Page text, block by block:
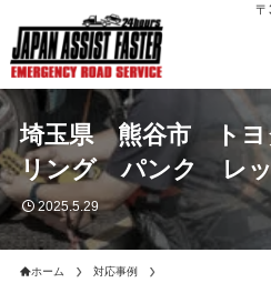
埼玉県 熊谷市 ト
リング パンク レッ
2025.5.29
ホーム 対応事例